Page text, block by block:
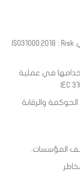
مقدمة عن الإصدار الأخير للمعيار الدولي ISO31000:2018 : Risk
في عملية
والرقابة
المؤسسات.